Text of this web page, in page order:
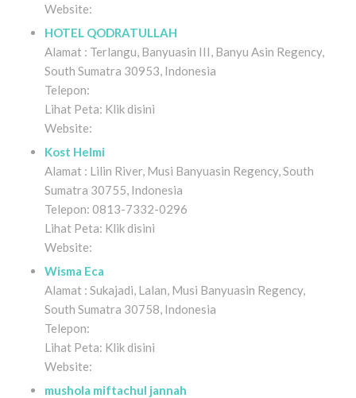
Website:
HOTEL QODRATULLAH
Alamat : Terlangu, Banyuasin III, Banyu Asin Regency,
South Sumatra 30953, Indonesia
Telepon:
Lihat Peta: Klik disini
Website:
Kost Helmi
Alamat : Lilin River, Musi Banyuasin Regency, South
Sumatra 30755, Indonesia
Telepon: 0813-7332-0296
Lihat Peta: Klik disini
Website:
Wisma Eca
Alamat : Sukajadi, Lalan, Musi Banyuasin Regency,
South Sumatra 30758, Indonesia
Telepon:
Lihat Peta: Klik disini
Website:
mushola miftachul jannah